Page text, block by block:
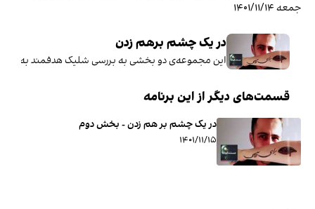
جمعه ۱۴۰۱/۱۱/۱۴
در یک چشم برهم زدن
این مجموعه‌ی دو بخشی به بررسی شلیک هدفمند به
قسمت‌های دیگر از این برنامه
در یک چشم بر هم زدن - بخش دوم
۱۴۰۱/۱۱/۱۵